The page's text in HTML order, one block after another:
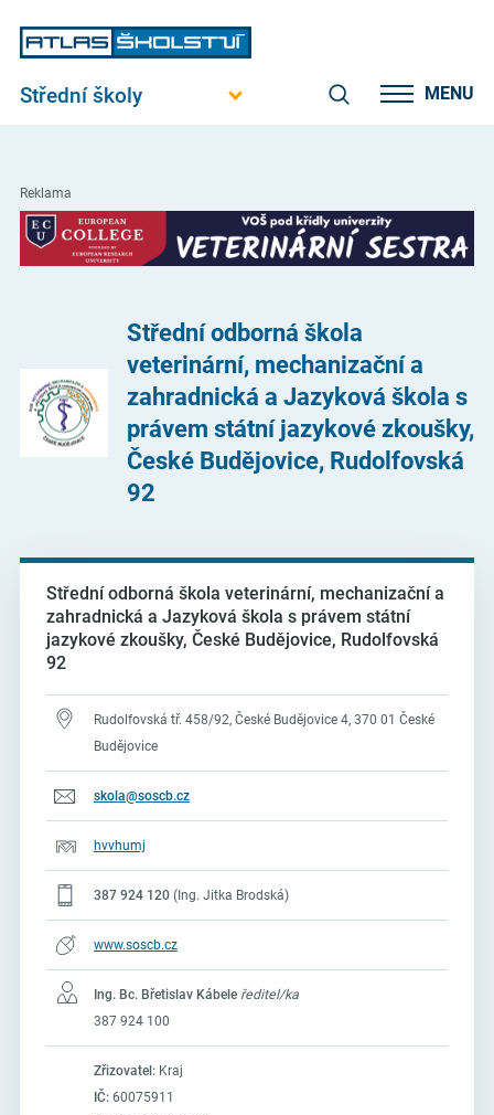
Střední školy MENU
Reklama
Střední odborná škola
veterinární, mechanizační a
zahradnická a Jazyková škola s
právem státní jazykové zkoušky,
České Budějovice, Rudolfovská
92
Střední odborná škola veterinární, mechanizační a
zahradnická a Jazyková škola s právem státní
jazykové zkoušky, České Budějovice, Rudolfovská
92
Rudolfovská tř. 458/92, České Budějovice 4, 370 01 České
Budějovice
skola@soscb.cz
hvvhumj
387 924 120 (Ing. Jitka Brodská)
www.soscb.cz
Ing. Bc. Břetislav Kábele ředitel/ka
387 924 100
Zřizovatel:Kraj
IČ:60075911